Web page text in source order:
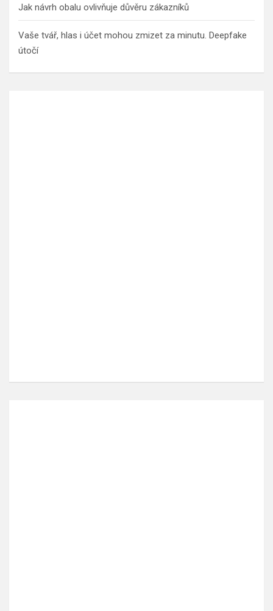
Jak návrh obalu ovlivňuje důvěru zákazníků
Vaše tvář, hlas i účet mohou zmizet za minutu. Deepfake
útočí